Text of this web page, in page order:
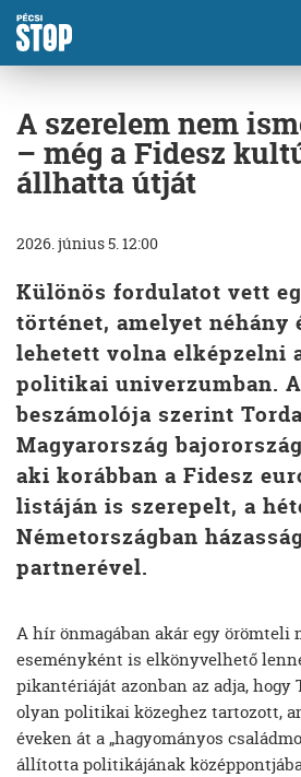
A szerelem nem
– még a Fidesz
állhatta útját
2026. június 5. 12:00
Különös fordulatot vett
történet, amelyet néhány
lehetett volna elképzelni
politikai univerzumban.
beszámolója szerint
Magyarország
aki korábban a Fidesz
listáján is szerepelt, a
Németországban
partnerével.
A hír önmagában akár egy örömteli
eseményként is elkönyvelhető
pikantériáját azonban az adja, hogy
olyan politikai közeghez tartozott,
éveken át a „hagyományos
állította politikájának